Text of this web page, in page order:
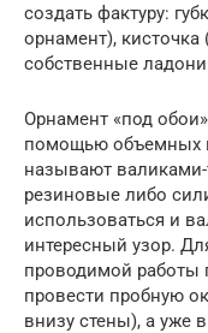
создать фактуру:
орнамент),
собственные
Орнамент «под
помощью объемных
называют
резиновые либо
использоваться и
интересный узор.
проводимой работы
провести пробную
внизу стены), а уже